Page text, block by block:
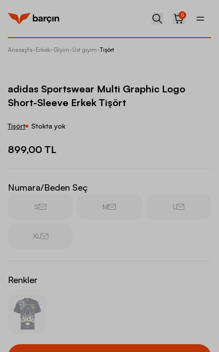
0
Anasayfa-Erkek-Giyim-Üst giyim-Tişört
adidas Sportswear Multi Graphic Logo
Short-Sleeve Erkek Tişört
Tişört Stokta yok
899,00 TL
Numara/Beden Seç
S M L
XL
Renkler